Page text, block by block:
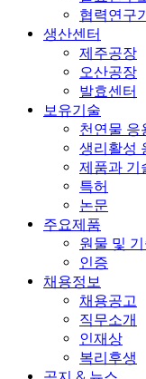
협력연구
생산센터
제주공장
오산공장
발효센터
보유기술
천연물 응
생리활성
제품과 기
특허
논문
주요제품
원물 및
인증
채용정보
채용공고
직무소개
인재상
복리후생